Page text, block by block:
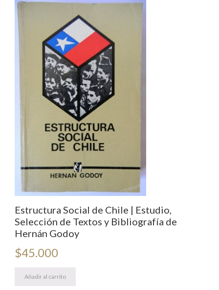
Estructura Social de Chile | Estudio,
Selección de Textos y Bibliografía de
Hernán Godoy
$45.000
Añadir al carrito